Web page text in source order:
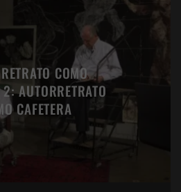
COMO
2: AUTORRETRATO
CAFETERA